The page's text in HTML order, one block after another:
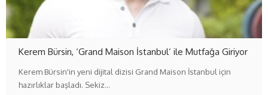
Kerem Bürsin, ‘Grand Maison İstanbul’ ile Mutfağa Giriyor
Kerem Bürsin'in yeni dijital dizisi Grand Maison İstanbul için
hazırlıklar başladı. Sekiz…